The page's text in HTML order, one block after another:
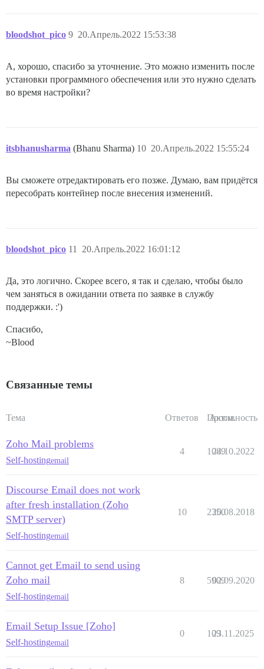
bloodshot_pico 20.Апрель.2022 15:53:38
9
А, хорошо, спасибо за уточнение. Это можно изменить после
установки программного обеспечения или это нужно сделать
во время настройки?
itsbhanusharma (Bhanu Sharma) 20.Апрель.2022 15:55:24
10
Вы сможете отредактировать его позже. Думаю, вам придётся
пересобрать контейнер после внесения изменений.
bloodshot_pico 20.Апрель.2022 16:01:12
11
Да, это логично. Скорее всего, я так и сделаю, чтобы было
чем заняться в ожидании ответа по заявке в службу
поддержки. :')
Спасибо,
~Blood
Связанные темы
Тема Ответов Просм.
Активность
Zoho Mail problems
Self-hostingemail
4 1089
24.10.2022
Discourse Email does not work
after fresh installation (Zoho
SMTP server)
Self-hostingemail
10 2350
20.08.2018
Cannot get Email to send using
Zoho mail
Self-hostingemail
8 5909
02.09.2020
Email Setup Issue [Zoho]
Self-hostingemail
0 109
23.11.2025